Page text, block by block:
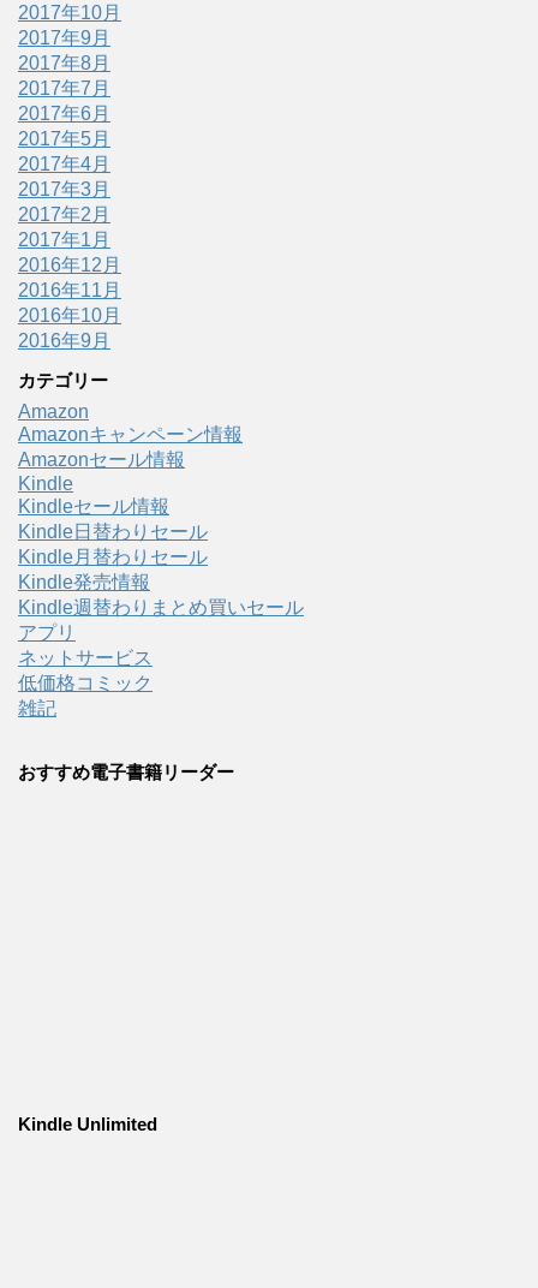
2017年10月
2017年9月
2017年8月
2017年7月
2017年6月
2017年5月
2017年4月
2017年3月
2017年2月
2017年1月
2016年12月
2016年11月
2016年10月
2016年9月
カテゴリー
Amazon
Amazonキャンペーン情報
Amazonセール情報
Kindle
Kindleセール情報
Kindle日替わりセール
Kindle月替わりセール
Kindle発売情報
Kindle週替わりまとめ買いセール
アプリ
ネットサービス
低価格コミック
雑記
おすすめ電子書籍リーダー
Kindle Unlimited